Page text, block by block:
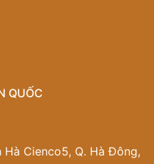
QUỐC
Hà Cienco5, Q. Hà Đông,